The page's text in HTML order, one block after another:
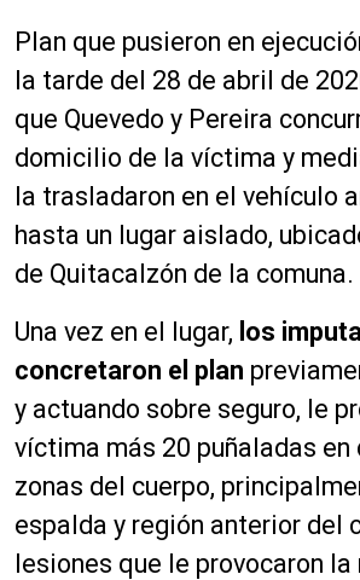
Plan que pusieron en
la tarde del 28 de abril de
que Quevedo y Pereira
domicilio de la víctima y
la trasladaron en el vehículo
hasta un lugar aislado,
de Quitacalzón de la comuna.
Una vez en el lugar, los
concretaron el plan
y actuando sobre seguro, le
víctima más 20 puñaladas en
zonas del cuerpo,
espalda y región anterior del
lesiones que le provocaron la